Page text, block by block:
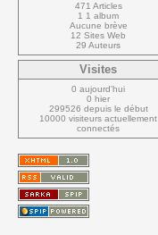
471 Articles
1 1 album
Aucune brève
12 Sites Web
29 Auteurs
Visites
0 aujourd'hui
0 hier
299526 depuis le début
10000 visiteurs actuellement
connectés